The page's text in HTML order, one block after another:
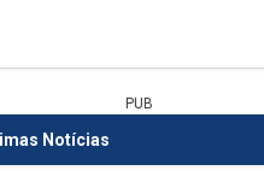
PUB
Notícias